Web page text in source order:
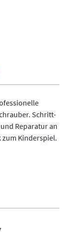
Schritt-
Reparatur an
zum Kinderspiel.